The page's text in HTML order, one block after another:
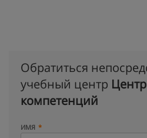
Обратиться
учебный центр
компетенций
ИМЯ